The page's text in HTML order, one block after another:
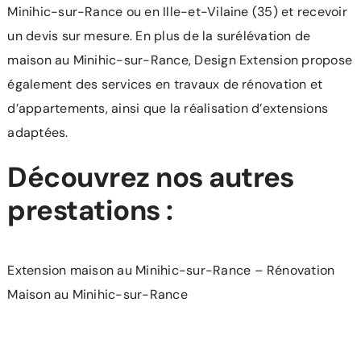
Minihic-sur-Rance ou en Ille-et-Vilaine (35) et recevoir
un devis sur mesure. En plus de la surélévation de
maison au Minihic-sur-Rance, Design Extension propose
également des services en travaux de rénovation et
d’appartements, ainsi que la réalisation d’extensions
adaptées.
Découvrez nos autres
prestations :
Extension maison au Minihic-sur-Rance – Rénovation
Maison au Minihic-sur-Rance